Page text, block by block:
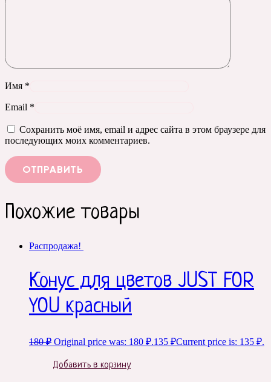
Имя *
Email *
Сохранить моё имя, email и адрес сайта в этом браузере для
последующих моих комментариев.
Похожие товары
Распродажа!
Конус для цветов JUST FOR
YOU красный
180₽ Original price was: 180 ₽.135 ₽Current price is: 135 ₽.
Добавить в корзину